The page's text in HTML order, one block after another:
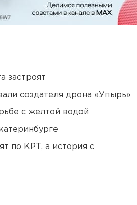
застроят
создателя дрона «Упырь»
с желтой водой
по КРТ, а история с